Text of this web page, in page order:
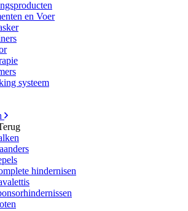
en Voer
systeem
hindernisen